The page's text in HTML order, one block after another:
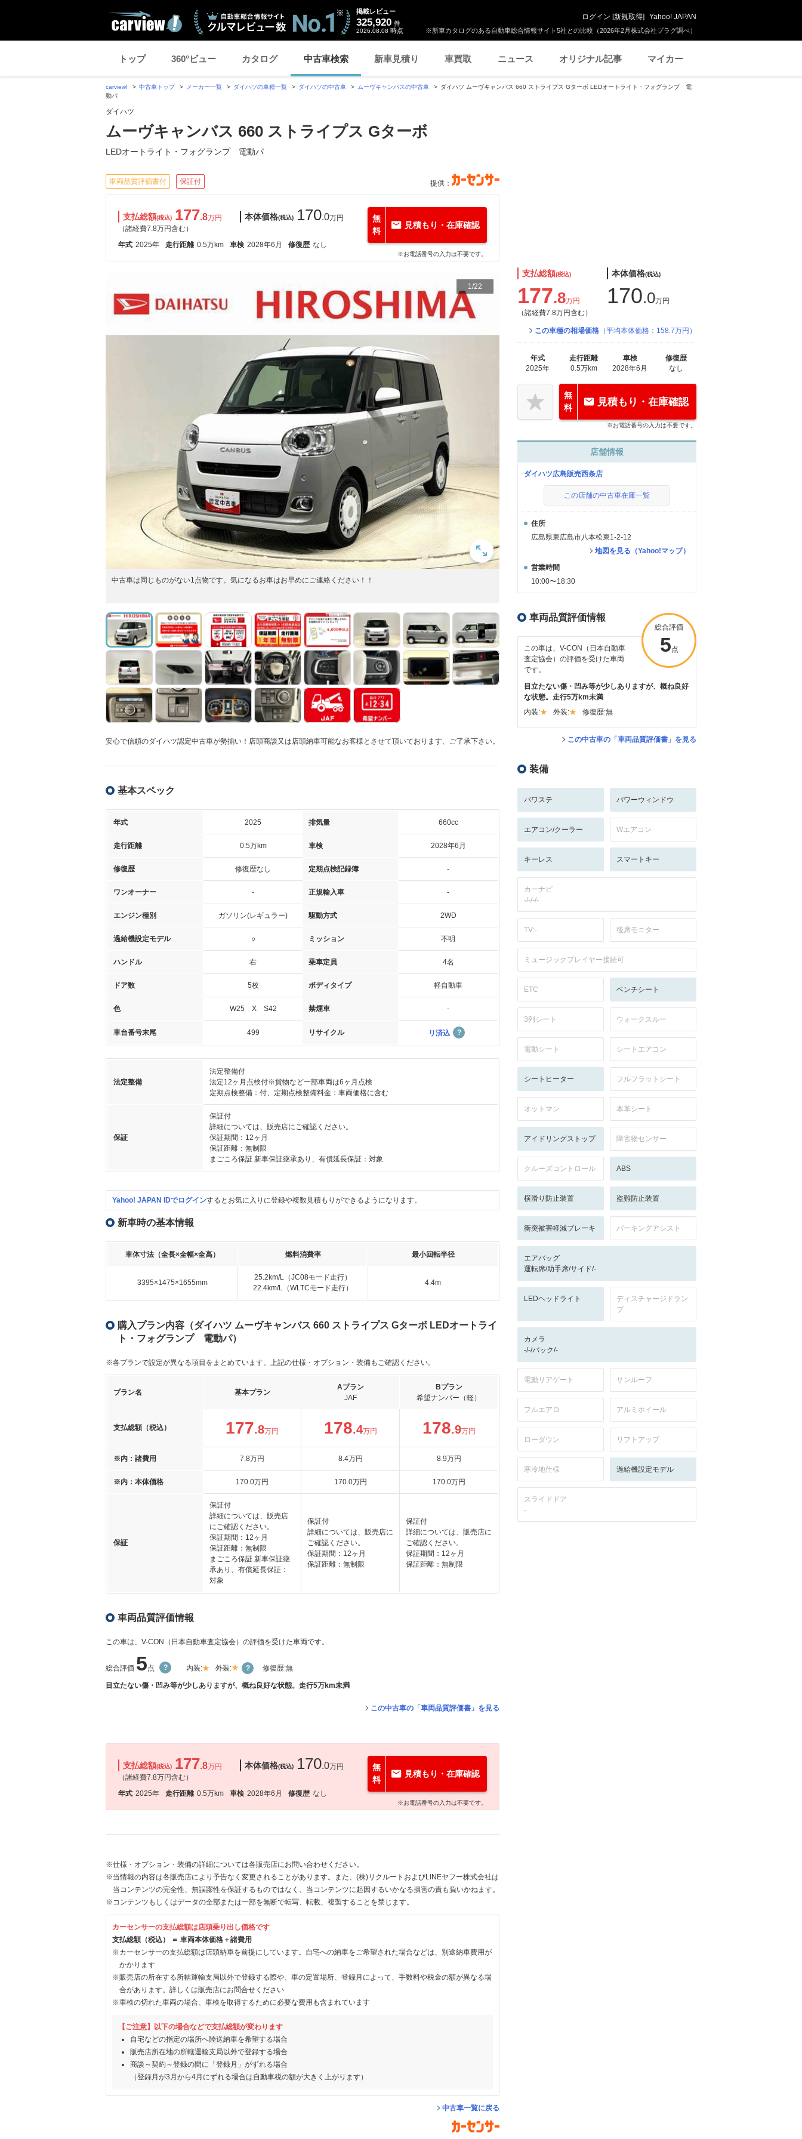
※新車カタログのある自動車総合情報サイト5社との比較（2026年2月株式会社プラグ調べ）
掲載レビュー
325,920 件
2026.08.08 時点
ログイン [新規取得] Yahoo! JAPAN
トップ 360°ビュー カタログ 中古車検索 新車見積り 車買取 ニュース オリジナル記事 マイカー
carview! 中古車トップ メーカー一覧 ダイハツの車種一覧 ダイハツの中古車 ムーヴキャンバスの中古車
ダイハツ ムーヴキャンバス 660 ストライプス Gターボ LEDオートライト・フォグランプ 電
動パ
ダイハツ
ムーヴキャンバス 660 ストライプス Gターボ
LEDオートライト・フォグランプ 電動パ
車両品質評価書付 保証付 提供：
支払総額(税込) 177.8万円
（諸経費7.8万円含む）
本体価格(税込) 170.0万円
年式 2025年 走行距離 0.5万km 車検 2028年6月 修復歴 なし
無
料
見積もり・在庫確認
※お電話番号の入力は不要です。
1/22
中古車は同じものがない1点物です。気になるお車はお早めにご連絡ください！！
安心で信頼のダイハツ認定中古車が勢揃い！店頭商談又は店頭納車可能なお客様とさせて頂いております、ご了承下さい。
基本スペック
年式 2025 排気量 660cc
走行距離 0.5万km 車検 2028年6月
修復歴 修復歴なし 定期点検記録簿 -
ワンオーナー - 正規輸入車 -
エンジン種別 ガソリン(レギュラー) 駆動方式 2WD
過給機設定モデル ○ ミッション 不明
ハンドル 右 乗車定員 4名
ドア数 5枚 ボディタイプ 軽自動車
色 W25 X S42 禁煙車 -
車台番号末尾 499 リサイクル リ済込
法定整備
法定整備付
法定12ヶ月点検付※貨物など一部車両は6ヶ月点検
定期点検整備：付、定期点検整備料金：車両価格に含む
保証
保証付
詳細については、販売店にご確認ください。
保証期間：12ヶ月
保証距離：無制限
まごころ保証 新車保証継承あり、有償延長保証：対象
Yahoo! JAPAN IDでログインするとお気に入りに登録や複数見積もりができるようになります。
新車時の基本情報
車体寸法（全長×全幅×全高） 燃料消費率 最小回転半径
3395×1475×1655mm
25.2km/L（JC08モード走行）
22.4km/L（WLTCモード走行）
4.4m
購入プラン内容（ダイハツ ムーヴキャンバス 660 ストライプス Gターボ LEDオートライ
ト・フォグランプ 電動パ）
※各プランで設定が異なる項目をまとめています。上記の仕様・オプション・装備もご確認ください。
プラン名 基本プラン
Aプラン
JAF
Bプラン
希望ナンバー（軽）
支払総額（税込） 177.8万円 178.4万円 178.9万円
※内：諸費用 7.8万円 8.4万円 8.9万円
※内：本体価格 170.0万円 170.0万円 170.0万円
保証
保証付
詳細については、販売店
にご確認ください。
保証期間：12ヶ月
保証距離：無制限
まごころ保証 新車保証継
承あり、有償延長保証：
対象
保証付
詳細については、販売店に
ご確認ください。
保証期間：12ヶ月
保証距離：無制限
保証付
詳細については、販売店に
ご確認ください。
保証期間：12ヶ月
保証距離：無制限
車両品質評価情報
この車は、V-CON（日本自動車査定協会）の評価を受けた車両です。
総合評価 5点 内装: 外装: 修復歴:無
目立たない傷・凹み等が少しありますが、概ね良好な状態。走行5万km未満
この中古車の「車両品質評価書」を見る
支払総額(税込) 177.8万円
（諸経費7.8万円含む）
本体価格(税込) 170.0万円
年式 2025年 走行距離 0.5万km 車検 2028年6月 修復歴 なし
無
料
見積もり・在庫確認
※お電話番号の入力は不要です。
※仕様・オプション・装備の詳細については各販売店にお問い合わせください。
※当情報の内容は各販売店により予告なく変更されることがあります。また、(株)リクルートおよびLINEヤフー株式会社は
当コンテンツの完全性、無誤謬性を保証するものではなく、当コンテンツに起因するいかなる損害の責も負いかねます。
※コンテンツもしくはデータの全部または一部を無断で転写、転載、複製することを禁じます。
カーセンサーの支払総額は店頭乗り出し価格です
支払総額（税込） ＝ 車両本体価格＋諸費用
※カーセンサーの支払総額は店頭納車を前提にしています。自宅への納車をご希望された場合などは、別途納車費用が
かかります
※販売店の所在する所轄運輸支局以外で登録する際や、車の定置場所、登録月によって、手数料や税金の額が異なる場
合があります。詳しくは販売店にお問合せください
※車検の切れた車両の場合、車検を取得するために必要な費用も含まれています
【ご注意】以下の場合などで支払総額が変わります
自宅などの指定の場所へ陸送納車を希望する場合
販売店所在地の所轄運輸支局以外で登録する場合
商談～契約～登録の間に「登録月」がずれる場合
（登録月が3月から4月にずれる場合は自動車税の額が大きく上がります）
中古車一覧に戻る
支払総額(税込)
177.8万円
（諸経費7.8万円含む）
本体価格(税込)
170.0万円
この車種の相場価格 （平均本体価格：158.7万円）
年式
2025年
走行距離
0.5万km
車検
2028年6月
修復歴
なし
無
料
見積もり・在庫確認
※お電話番号の入力は不要です。
店舗情報
ダイハツ広島販売西条店
この店舗の中古車在庫一覧
住所
広島県東広島市八本松東1-2-12
地図を見る（Yahoo!マップ）
営業時間
10:00〜18:30
車両品質評価情報
総合評価
5点
この車は、V-CON（日本自動車
査定協会）の評価を受けた車両
です。
目立たない傷・凹み等が少しありますが、概ね良好
な状態。走行5万km未満
内装:
外装: 修復歴:無
この中古車の「車両品質評価書」を見る
装備
パワステ パワーウィンドウ
エアコン/クーラー Wエアコン
キーレス スマートキー
カーナビ
-/-/-/-
TV:- 後席モニター
ミュージックプレイヤー接続可
ETC ベンチシート
3列シート ウォークスルー
電動シート シートエアコン
シートヒーター フルフラットシート
オットマン 本革シート
アイドリングストップ 障害物センサー
クルーズコントロール ABS
横滑り防止装置 盗難防止装置
衝突被害軽減ブレーキ パーキングアシスト
エアバッグ
運転席/助手席/サイド/-
LEDヘッドライト
ディスチャージドラン
プ
カメラ
-/-/バック/-
電動リアゲート サンルーフ
フルエアロ アルミホイール
ローダウン リフトアップ
寒冷地仕様 過給機設定モデル
スライドドア
-